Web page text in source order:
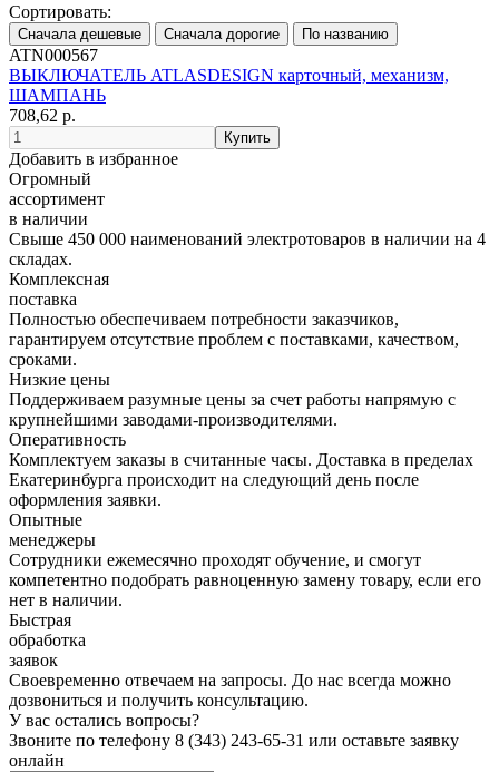
Сортировать:
ATN000567
ВЫКЛЮЧАТЕЛЬ ATLASDESIGN карточный, механизм,
ШАМПАНЬ
708,62 р.
Добавить в избранное
Огромный
ассортимент
в наличии
Свыше 450 000 наименований электротоваров в наличии на 4
складах.
Комплексная
поставка
Полностью обеспечиваем потребности заказчиков,
гарантируем отсутствие проблем с поставками, качеством,
сроками.
Низкие цены
Поддерживаем разумные цены за счет работы напрямую с
крупнейшими заводами-производителями.
Оперативность
Комплектуем заказы в считанные часы. Доставка в пределах
Екатеринбурга происходит на следующий день после
оформления заявки.
Опытные
менеджеры
Сотрудники ежемесячно проходят обучение, и смогут
компетентно подобрать равноценную замену товару, если его
нет в наличии.
Быстрая
обработка
заявок
Своевременно отвечаем на запросы. До нас всегда можно
дозвониться и получить консультацию.
У вас остались вопросы?
Звоните по телефону 8 (343) 243-65-31 или оставьте заявку
онлайн